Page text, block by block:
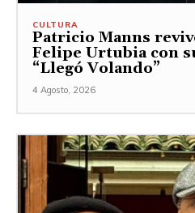
CULTURA
Patricio Manns
Felipe Urtubia con
“Llegó Volando”
4 Agosto, 2026